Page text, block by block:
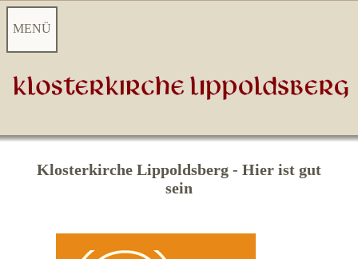
MENÜ
S tartseite
Touristisches Highlight
Klosterkirche Lippoldsberg - Hier ist gut
sein